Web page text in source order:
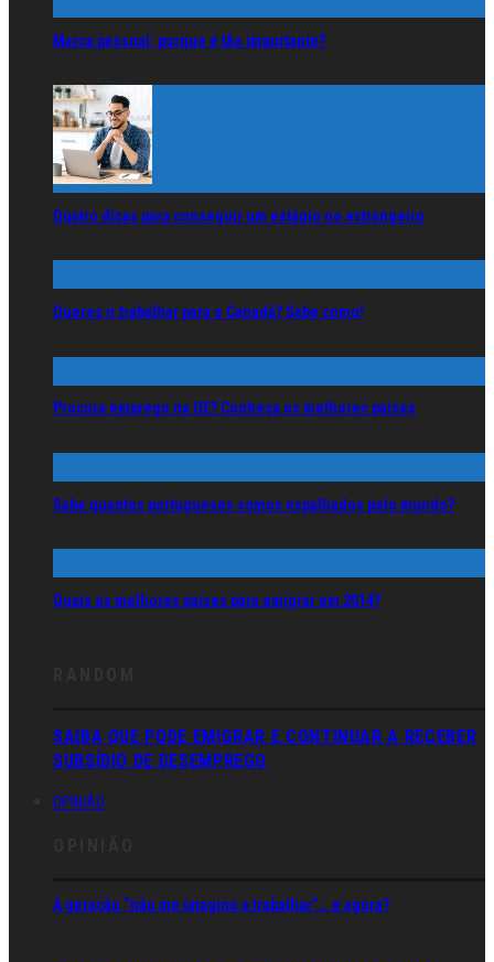
Marca pessoal: porque é tão importante?
Quatro dicas para conseguir um estágio no estrangeiro
Queres ir trabalhar para o Canadá? Sabe como!
Procura emprego na UE? Conheça os melhores países
Sabe quantos portugueses somos espalhados pelo mundo?
Quais os melhores países para emigrar em 2014?
SAIBA QUE PODE EMIGRAR E CONTINUAR A RECEBER
SUBSÍDIO DE DESEMPREGO
OPINIÃO
A geração “não me imagino a trabalhar”… e agora?